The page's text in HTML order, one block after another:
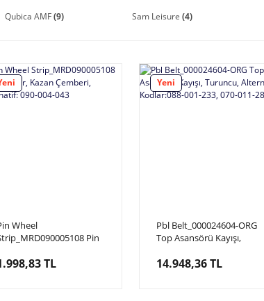
Qubica AMF(9) Sam Leisure (4)
Wheel
Pin
090-004-043
TL
Yeni
Pbl Belt_000024604-ORG
Top Asansörü Kayışı,
Kodlar:088-001-233, 070-
14.948,36 TL